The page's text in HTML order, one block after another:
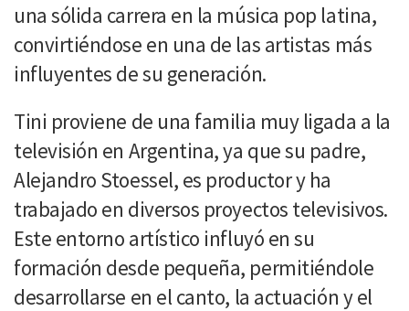
una sólida carrera en la música pop latina,
convirtiéndose en una de las artistas más
influyentes de su generación.
Tini proviene de una familia muy ligada a la
televisión en Argentina, ya que su padre,
Alejandro Stoessel, es productor y ha
trabajado en diversos proyectos televisivos.
Este entorno artístico influyó en su
formación desde pequeña, permitiéndole
desarrollarse en el canto, la actuación y el